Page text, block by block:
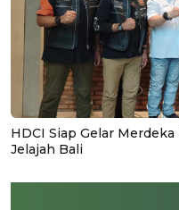
HDCI Siap Gelar Merdeka
Jelajah Bali